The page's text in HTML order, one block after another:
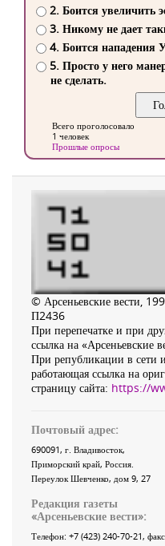
2. Боится увеличить
3. Никому не дает
4. Боится
5. Просто у него
не сделать.
Всего проголосовало
1 человек
Прошлые опросы
© Арсеньевские вести,
П2436
При перепечатке и при
ссылка на «Арсеньевские
При републикации в сети
работающая ссылка на
страницу сайта: https://
Почтовый адрес:
690091, г. Владивосток,
Приморский край, Россия
Переулок Шевченко, дом 9, 27
Редакция газеты
«Арсеньевские вести»:
Телефон: +7 (423) 240-70-21,